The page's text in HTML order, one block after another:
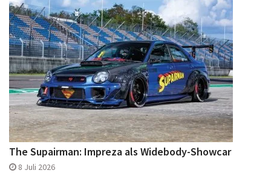
The Supairman: Impreza als Widebody-Showcar
8 Juli 2026